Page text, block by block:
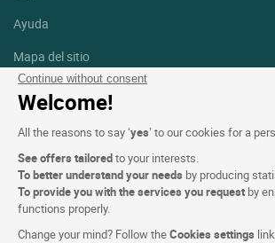
Continue without consent
Welcome!
All the reasons to say ‘yes’ to our cookies for a
See offers tailoredto your interests.
To better understand your needs by producing
To provide you with the services you request by
functions properly.
Change your mind? Follow theCookies settings
Ayuda
Mapa del sitio
Créditos
fotografías
Facebook
Linkedin